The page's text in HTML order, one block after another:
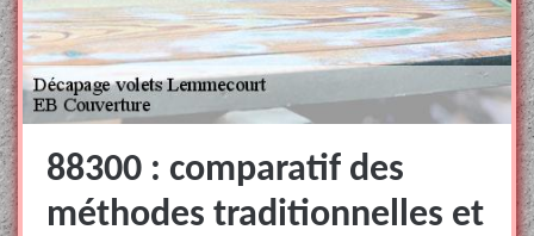
88300 : comparatif des
méthodes traditionnelles et